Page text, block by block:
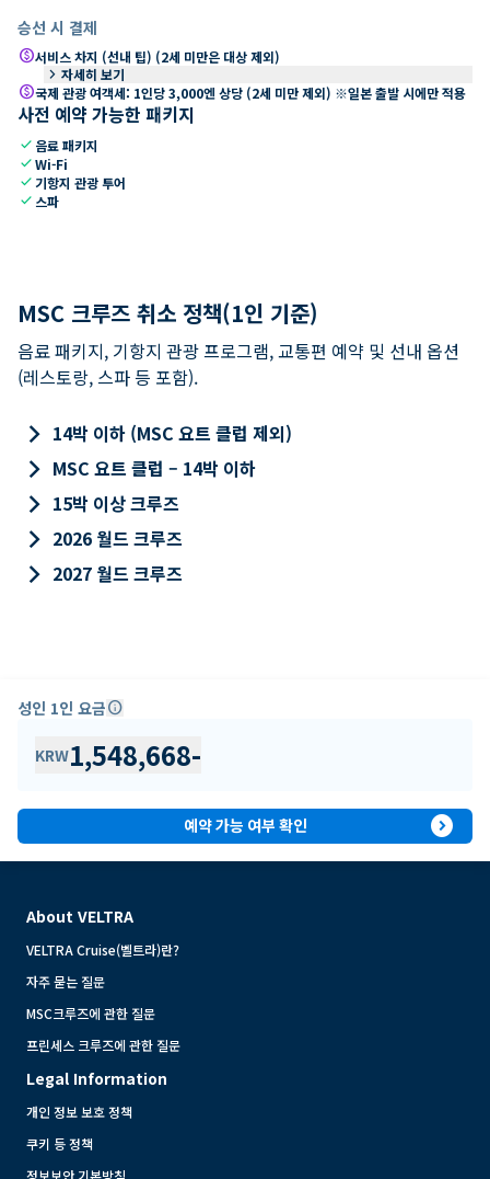
승선 시 결제
paid서비스 차지 (선내 팁) (2세 미만은 대상 제외)
keyboard_arrow_right 자세히 보기
paid국제 관광 여객세: 1인당 3,000엔 상당 (2세 미만 제외) ※일본 출발 시에만 적용
사전 예약 가능한 패키지
check 음료 패키지
checkWi-Fi
check 기항지 관광 투어
check 스파
MSC 크루즈 취소 정책(1인 기준)
음료 패키지, 기항지 관광 프로그램, 교통편 예약 및 선내 옵션
(레스토랑, 스파 등 포함).
keyboard_arrow_right 14박 이하 (MSC 요트 클럽 제외)
keyboard_arrow_right MSC 요트 클럽 – 14박 이하
keyboard_arrow_right 15박 이상 크루즈
keyboard_arrow_right 2026 월드 크루즈
keyboard_arrow_right 2027 월드 크루즈
성인 1인 요금info
KRW1,548,668-
예약 가능 여부 확인 expand_circle_right
About VELTRA
VELTRA Cruise(벨트라)란?
자주 묻는 질문
MSC크루즈에 관한 질문
프린세스 크루즈에 관한 질문
Legal Information
개인 정보 보호 정책
쿠키 등 정책
정보보안 기본방침